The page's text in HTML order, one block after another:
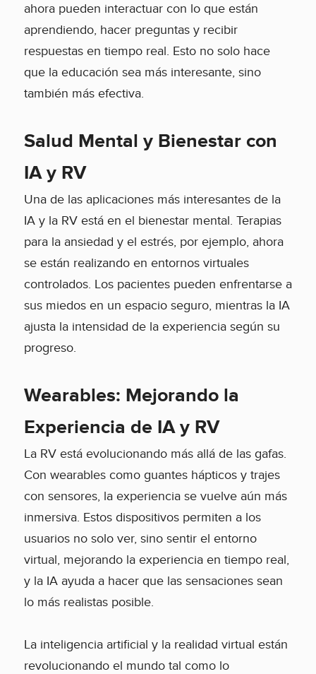
ahora pueden interactuar con lo que están
aprendiendo, hacer preguntas y recibir
respuestas en tiempo real. Esto no solo hace
que la educación sea más interesante, sino
también más efectiva.
Salud Mental y Bienestar con
IA y RV
Una de las aplicaciones más interesantes de la
IA y la RV está en el bienestar mental. Terapias
para la ansiedad y el estrés, por ejemplo, ahora
se están realizando en entornos virtuales
controlados. Los pacientes pueden enfrentarse a
sus miedos en un espacio seguro, mientras la IA
ajusta la intensidad de la experiencia según su
progreso.
Wearables: Mejorando la
Experiencia de IA y RV
La RV está evolucionando más allá de las gafas.
Con wearables como guantes hápticos y trajes
con sensores, la experiencia se vuelve aún más
inmersiva. Estos dispositivos permiten a los
usuarios no solo ver, sino sentir el entorno
virtual, mejorando la experiencia en tiempo real,
y la IA ayuda a hacer que las sensaciones sean
lo más realistas posible.
La inteligencia artificial y la realidad virtual están
revolucionando el mundo tal como lo